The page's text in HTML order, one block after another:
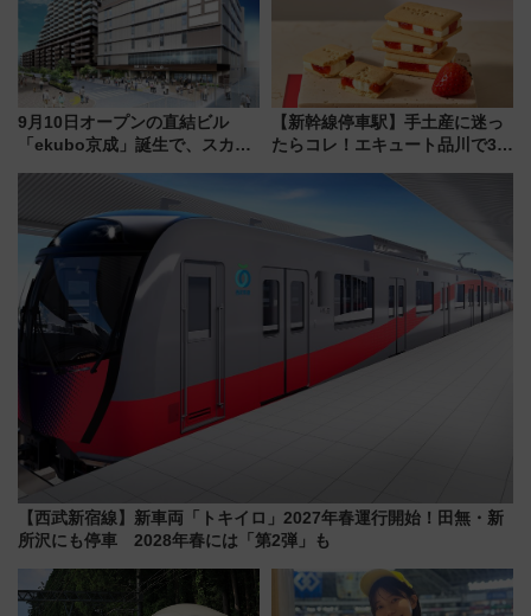
9月10日オープンの直結ビル
「ekubo京成」誕生で、スカイ
新鎌ヶ谷はどう変わる？ 全テナ
ント情報も公開！
【新幹線停車駅】手土産に迷っ
たらコレ！エキュート品川で3年
産スイーツとは？
【西武新宿線】新車両「トキイロ」2027年春運行開始！田無・新
所沢にも停車 2028年春には「第2弾」も